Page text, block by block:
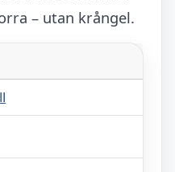
– utan krångel.